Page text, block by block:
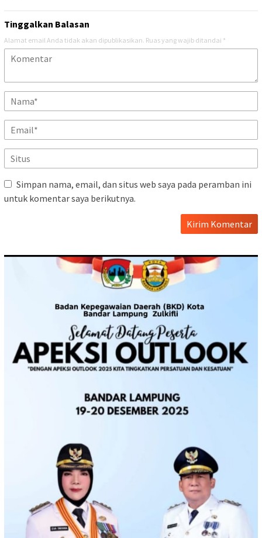
Tinggalkan Balasan
Alamat email Anda tidak akan dipublikasikan. Ruas yang wajib ditandai *
Simpan nama, email, dan situs web saya pada peramban ini
untuk komentar saya berikutnya.